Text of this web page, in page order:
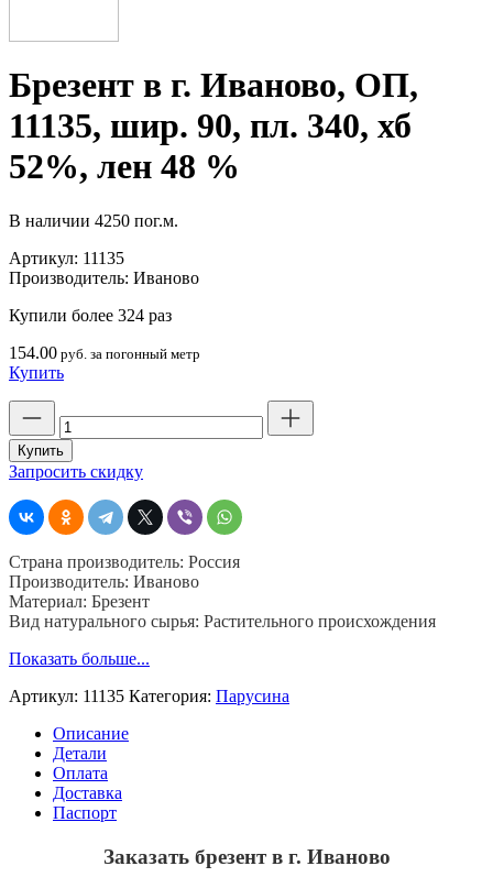
Брезент в г. Иваново, ОП,
11135, шир. 90, пл. 340, хб
52%, лен 48 %
В наличии 4250 пог.м.
Артикул: 11135
Производитель: Иваново
Купили более 324 раз
154.00 руб. за погонный метр
Купить
товара
Брезент
в
Иваново,
ОП,
шир.
90,
пл.
340,
52%,
48
%
Купить
Запросить скидку
Страна производитель: Россия
Производитель: Иваново
Материал: Брезент
Вид натурального сырья: Растительного происхождения
Показать больше...
Артикул: 11135 Категория: Парусина
Описание
Детали
Оплата
Доставка
Паспорт
Заказать брезент в г. Иваново